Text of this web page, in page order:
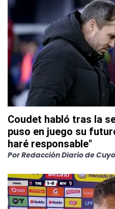
Coudet habló tras la
puso en juego su
haré responsable"
PorRedacción Diario de Cuyo